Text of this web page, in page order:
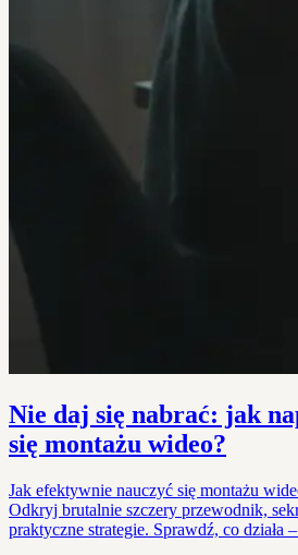
Nie daj się nabrać: jak
się montażu wideo?
Jak efektywnie nauczyć się montażu
Odkryj brutalnie szczery przewodnik,
praktyczne strategie. Sprawdź, co działa